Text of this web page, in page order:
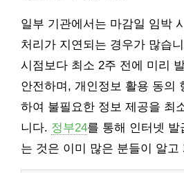
일부 기관에서는 마감일 임박
처리가 지연되는 경우가 많습
시점보다 최소 2주 전에 미리
안전하며, 개인정보 활용 동의
하여 불필요한 정보 제공을 최
니다. 정부24를 통해 인터넷
는 것은 이미 많은 분들이 알고